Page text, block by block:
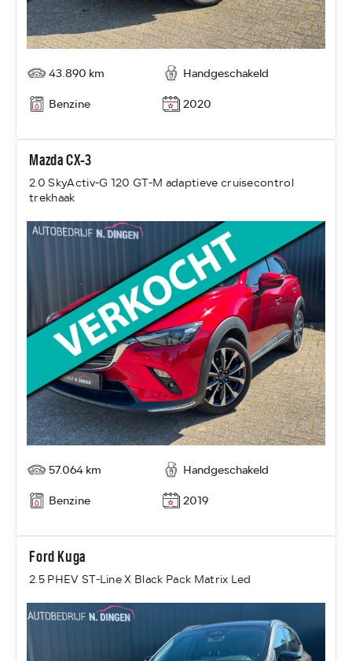
43.890 km
Handgeschakeld
Benzine
2020
Mazda CX-3
2.0 SkyActiv-G 120 GT-M adaptieve cruisecontrol
trekhaak
57.064 km
Handgeschakeld
Benzine
2019
Ford Kuga
2.5 PHEV ST-Line X Black Pack Matrix Led